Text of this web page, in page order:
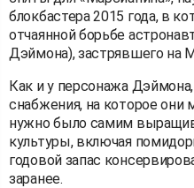
блокбастера 2015 года, в
отчаянной борьбе
Дэймона), застрявшего на
Как и у персонажа
снабжения, на которое они
нужно было самим
культуры, включая
годовой запас
заранее.